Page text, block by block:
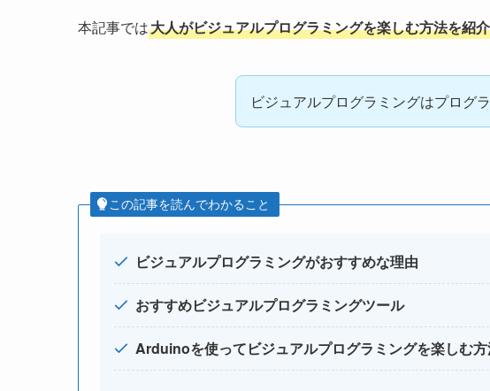
本記事では大人がビジュアルプログラミングを楽しむ方法を紹介
ビジュアルプログラミングはプログ
この記事を読んでわかること
ビジュアルプログラミングがおすすめな理由
おすすめビジュアルプログラミングツール
Arduinoを使ってビジュアルプログラミングを楽しむ